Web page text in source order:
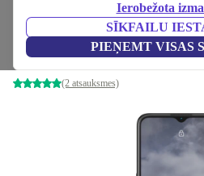
Ierobežota
SĪKFAILU
PIEŅEMT VISAS
Nokia G11
3 GB | 32 GB | Charcoal
(2 atsauksmes)